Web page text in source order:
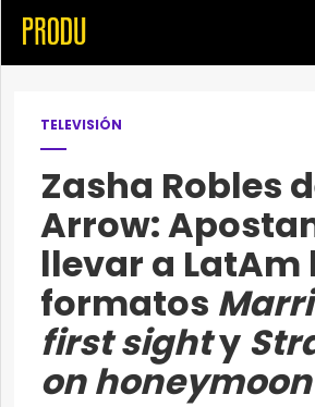
TELEVISIÓN
Zasha Robles
Arrow:
llevar a LatAm
formatos
first sighty
on